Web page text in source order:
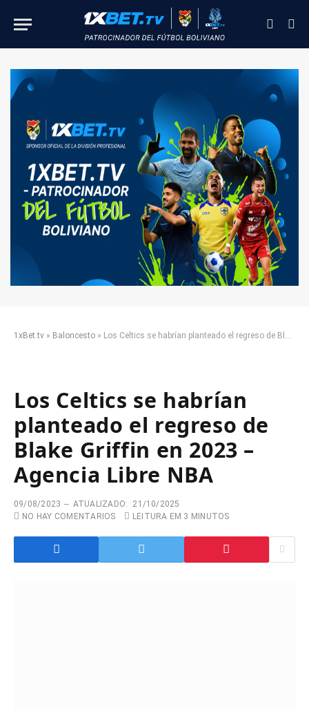
1xBet.tv » Baloncesto » Los Celtics se habrían planteado el regreso de Blake Griffin en 2023 – Agencia Libre NBA
Los Celtics se habrían
planteado el regreso de
Blake Griffin en 2023 –
Agencia Libre NBA
09/08/2023 ATUALIZADO:
21/10/2025
NO HAY COMENTARIOS
LEITURA EM 3 MINUTOS